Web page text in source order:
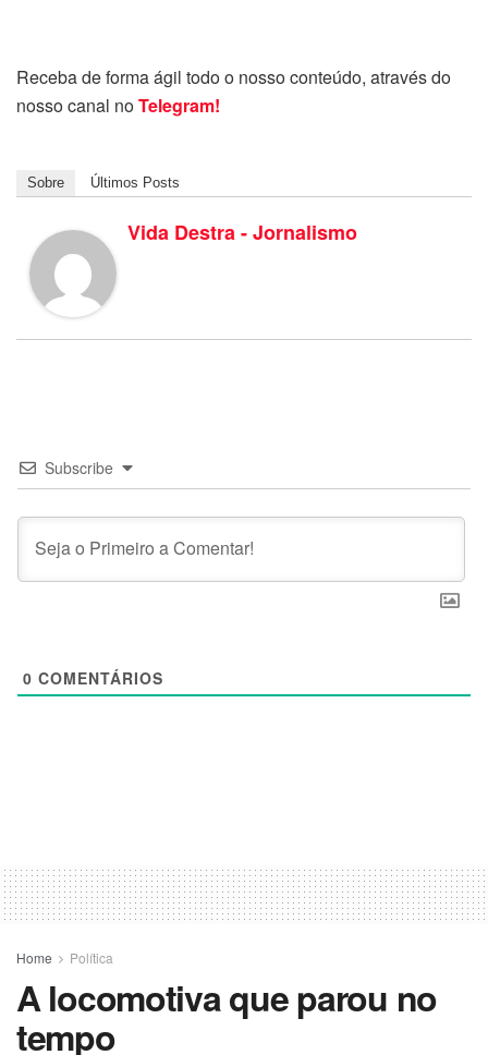
Receba de forma ágil todo o nosso conteúdo, através do
nosso canal noTelegram!
Sobre Últimos Posts
Vida Destra - Jornalismo
Subscribe
0 COMENTÁRIOS
Home Política
A locomotiva que parou no
tempo